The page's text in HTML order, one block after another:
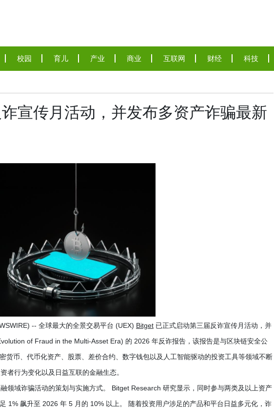
校园 育儿 产业 商业 互联网 财经 科技
宣传月活动，并发布多资产诈骗最新
-- 全球最大的全景交易平台 (UEX) Bitget 已正式启动第三届反诈宣传月活动，并
of Fraud in the Multi-Asset Era) 的 2026 年反诈报告，该报告是与区块链安全公
货币、代币化资产、股票、差价合约、数字钱包以及人工智能驱动的投资工具等领域不断
者行为变化以及日益互联的金融生态。
领域诈骗活动的策划与实施方式。 Bitget Research 研究显示，同时参与两类及以上资产
1% 飙升至 2026 年 5 月的 10% 以上。 随着投资用户涉足的产品和平台日益多元化，诈